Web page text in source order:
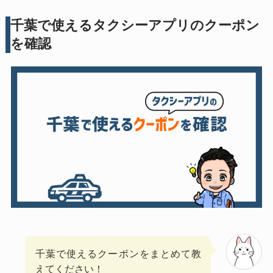
千葉で使えるタクシーアプリのクーポン
を確認
千葉で使えるクーポンをまとめて教
えてください！